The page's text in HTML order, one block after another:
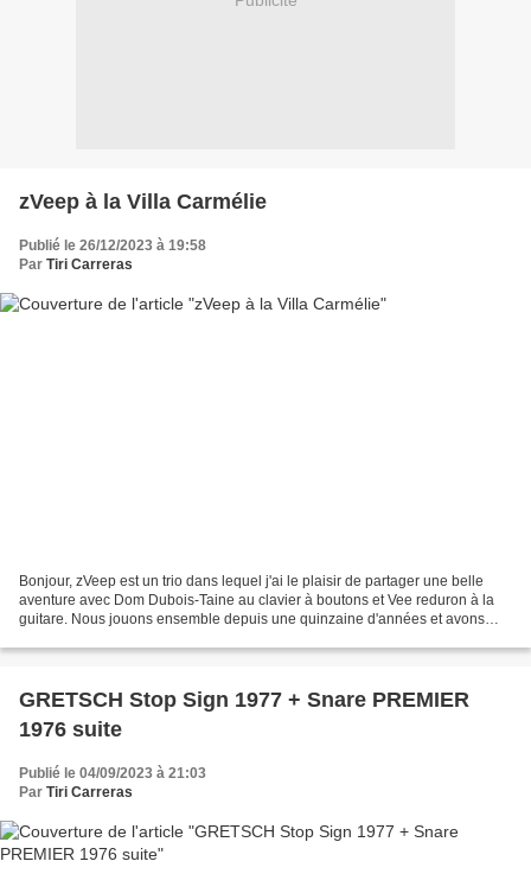
zVeep à la Villa Carmélie
Publié le 26/12/2023 à 19:58
Par Tiri Carreras
Bonjour, zVeep est un trio dans lequel j'ai le plaisir de partager une belle
aventure avec Dom Dubois-Taine au clavier à boutons et Vee reduron à la
guitare. Nous jouons ensemble depuis une quinzaine d'années et avons
GRETSCH Stop Sign 1977 + Snare PREMIER
1976 suite
Publié le 04/09/2023 à 21:03
Par Tiri Carreras